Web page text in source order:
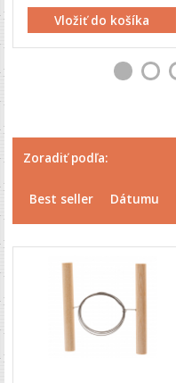
Vložiť do košíka
Zoradiť podľa:
Best seller Dátumu